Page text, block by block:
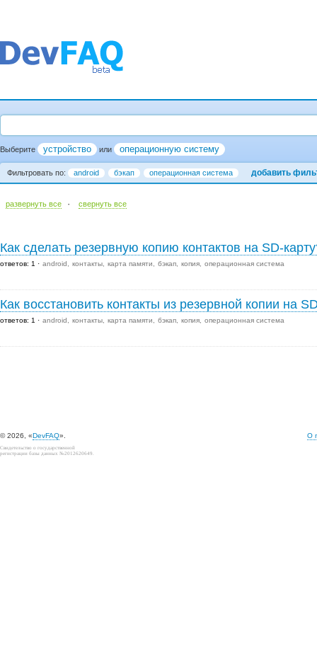
Выберите устройство или операционную систему
Фильтровать по: android бэкап операционная система добавить
развернуть все · cвернуть все
Как сделать резервную копию контактов на SD-
ответов: 1 android контакты карта памяти бэкап копия операционная система
Как восстановить контакты из резервной копии на
ответов: 1 android контакты карта памяти бэкап копия операционная система
© 2026, «DevFAQ». О
Свидетельство о государственной
регистрации базы данных №2012620649.